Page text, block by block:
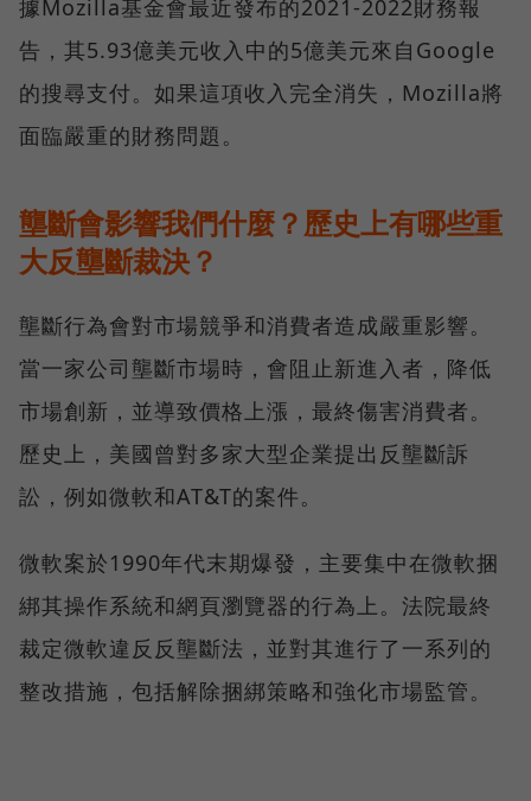
據Mozilla基金會最近發布的2021-2022財務報
告，其5.93億美元收入中的5億美元來自Google
的搜尋支付。如果這項收入完全消失，Mozilla將
面臨嚴重的財務問題。
壟斷會影響我們什麼？歷史上有哪些重
大反壟斷裁決？
壟斷行為會對市場競爭和消費者造成嚴重影響。
當一家公司壟斷市場時，會阻止新進入者，降低
市場創新，並導致價格上漲，最終傷害消費者。
歷史上，美國曾對多家大型企業提出反壟斷訴
訟，例如微軟和AT&T的案件。
微軟案於1990年代末期爆發，主要集中在微軟捆
綁其操作系統和網頁瀏覽器的行為上。法院最終
裁定微軟違反反壟斷法，並對其進行了一系列的
整改措施，包括解除捆綁策略和強化市場監管。